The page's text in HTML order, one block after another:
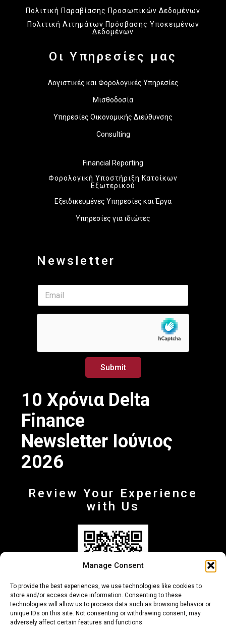
Manage Consent
To provide the best experiences, we use technologies like cookies to
store and/or access device information. Consenting to these
technologies will allow us to process data such as browsing behavior or
unique IDs on this site. Not consenting or withdrawing consent, may
adversely affect certain features and functions.
Πολιτική Παραβίασης Προσωπικών Δεδομένων
Πολιτική Αιτημάτων Πρόσβασης Υποκειμένων
Δεδομένων
Οι Υπηρεσίες μας
Λογιστικές και Φορολογικές Υπηρεσίες
Μισθοδοσία
Υπηρεσίες Οικονομικής Διεύθυνσης
Consulting
Financial Reporting
Φορολογική Υποστήριξη Κατοίκων
Εξωτερικού
Εξειδικευμένες Υπηρεσίες και Έργα
Υπηρεσίες για ιδιώτες
Newsletter
E
a
i
Submit
10 Χρόνια Delta
Finance
Newsletter Ιούνιος
2026
Review Your Experience
with Us
+30 210-6257500 info@deltafinance.gr